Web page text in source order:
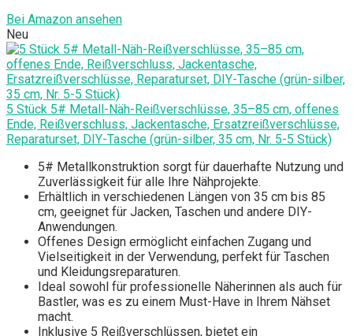
Bei Amazon ansehen
Neu
5 Stück 5# Metall-Näh-Reißverschlüsse, 35–85 cm, offenes
Ende, Reißverschluss, Jackentasche, Ersatzreißverschlüsse,
Reparaturset, DIY-Tasche (grün-silber, 35 cm, Nr. 5-5 Stück)
5# Metallkonstruktion sorgt für dauerhafte Nutzung und
Zuverlässigkeit für alle Ihre Nähprojekte.
Erhältlich in verschiedenen Längen von 35 cm bis 85
cm, geeignet für Jacken, Taschen und andere DIY-
Anwendungen.
Offenes Design ermöglicht einfachen Zugang und
Vielseitigkeit in der Verwendung, perfekt für Taschen
und Kleidungsreparaturen.
Ideal sowohl für professionelle Näherinnen als auch für
Bastler, was es zu einem Must-Have in Ihrem Nähset
macht.
Inklusive 5 Reißverschlüssen, bietet ein